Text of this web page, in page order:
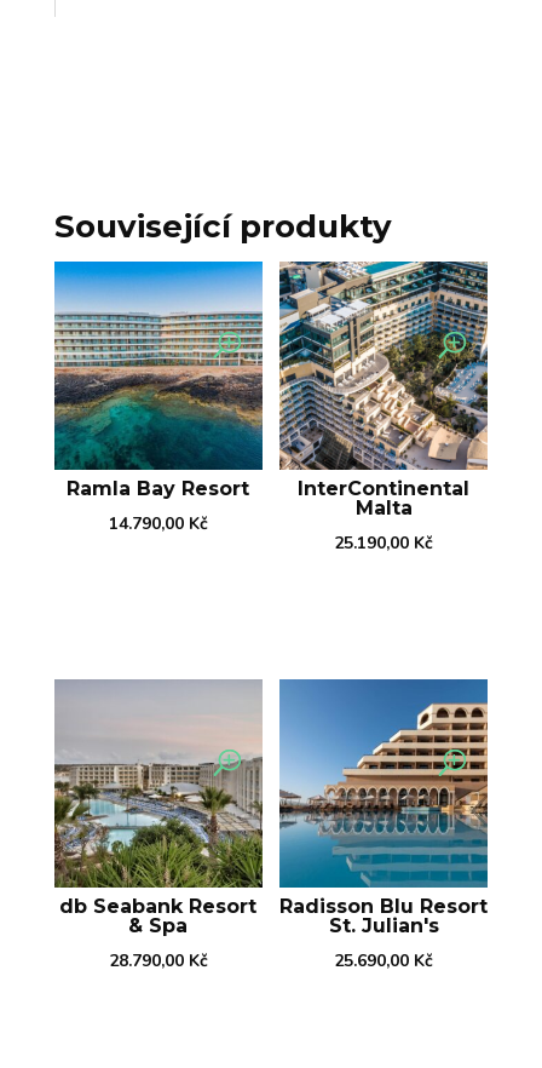
Související produkty
Ramla Bay Resort
14.790,00 Kč
InterContinental
Malta
25.190,00 Kč
db Seabank Resort
& Spa
28.790,00 Kč
Radisson Blu Resort
St. Julian's
25.690,00 Kč